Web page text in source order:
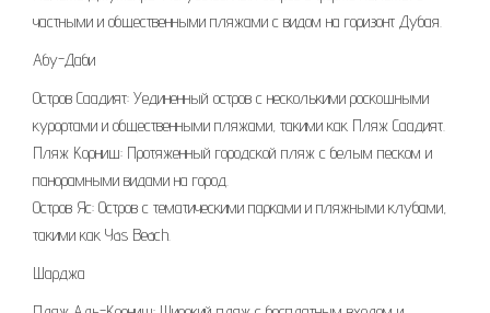
частными и общественными пляжами с видом на горизонт Дубая.
Абу-Даби
Остров Саадият: Уединенный остров с несколькими роскошными
курортами и общественными пляжами, такими как Пляж Саадият.
Пляж Корниш: Протяженный городской пляж с белым песком и
панорамными видами на город.
Остров Яс: Остров с тематическими парками и пляжными клубами,
такими как Yas Beach.
Шарджа